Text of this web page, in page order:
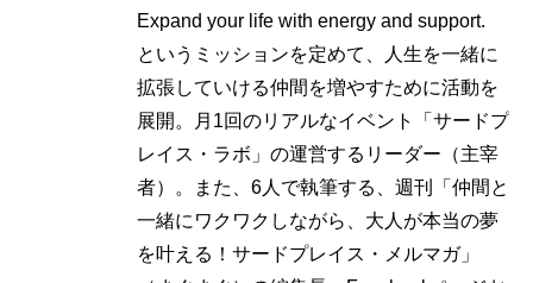
Expand your life with energy and support.
というミッションを定めて、人生を一緒に
拡張していける仲間を増やすために活動を
展開。月1回のリアルなイベント「サードプ
レイス・ラボ」の運営するリーダー（主宰
者）。また、6人で執筆する、週刊「仲間と
一緒にワクワクしながら、大人が本当の夢
を叶える！サードプレイス・メルマガ」